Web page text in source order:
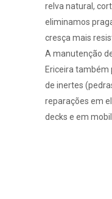
relva natural ,
eliminamos
cresça mais
A manutenção
Ericeira também
de inertes
reparações em
decks e em